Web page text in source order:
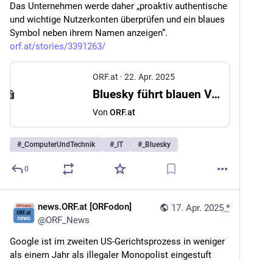
Das Unternehmen werde daher „proaktiv authentische
und wichtige Nutzerkonten überprüfen und ein blaues
Symbol neben ihrem Namen anzeigen“.
orf.at/stories/3391263/
ORF.at · 22. Apr. 2025
Bluesky führt blauen Verifizierungshaken ein
Von ORF.at
# _ComputerUndTechnik # _IT # _Bluesky
0
17. Apr. 2025 *
news.ORF.at [ORFodon]
@ORF_News
Google ist im zweiten US-Gerichtsprozess in weniger
als einem Jahr als illegaler Monopolist eingestuft